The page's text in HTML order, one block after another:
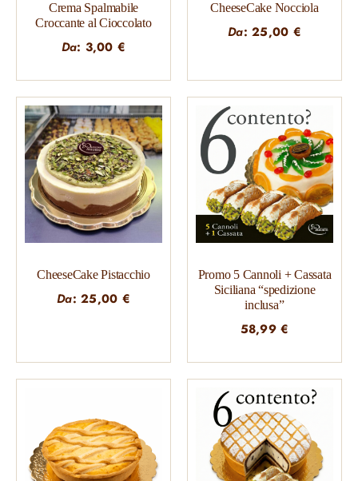
Crema Spalmabile
Croccante al Cioccolato
Da: 3,00 €
CheeseCake Nocciola
Da:25,00 €
CheeseCake Pistacchio
Da:25,00 €
Promo 5 Cannoli + Cassata
Siciliana “spedizione
inclusa”
58,99€